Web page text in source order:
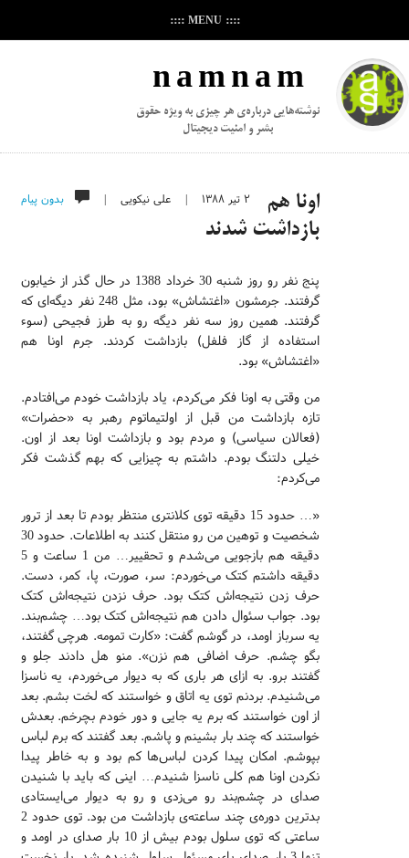
:::: MENU ::::
n a m n a m
نوشته‌هایی درباره‌ی هر چیزی به ویژه حقوق
بشر و امنیت دیجیتال
۲ تیر ۱۳۸۸ |علی نیکویی | بدون پیام
اونا هم
بازداشت شدند
پنج نفر رو روز شنبه 30 خرداد 1388 در حال گذر از خیابون
گرفتند. جرمشون «اغتشاش» بود، مثل 248 نفر دیگه‌ای که
گرفتند. همین روز سه نفر دیگه رو به طرز فجیحی (سوء
استفاده از گاز فلفل) بازداشت کردند. جرم اونا هم
«اغتشاش» بود.
من وقتی به اونا فکر می‌کردم، یاد بازداشت خودم می‌افتادم.
تازه بازداشت من قبل از اولتیماتوم رهبر به «حضرات»
(فعالان سیاسی) و مردم بود و بازداشت اونا بعد از اون.
خیلی دلتنگ بودم. داشتم به چیزایی که بهم گذشت فکر
می‌کردم:
«… حدود 15 دقیقه توی کلانتری منتظر بودم تا بعد از ترور
شخصیت و توهین من رو منتقل کنند به اطلاعات. حدود 30
دقیقه هم بازجویی می‌شدم و تحقییر… من 1 ساعت و 5
دقیقه داشتم کتک می‌خوردم: سر، صورت، پا، کمر، دست.
حرف زدن نتیجه‌اش کتک بود. حرف نزدن نتیجه‌اش کتک
بود. جواب سئوال دادن هم نتیجه‌اش کتک بود… چشم‌بند.
یه سرباز اومد، در گوشم گفت: «کارت تمومه. هرچی گفتند،
بگو چشم. حرف اضافی هم نزن». منو هل دادند جلو و
گفتند برو. به ازای هر باری که به دیوار می‌خوردم، یه ناسزا
می‌شنیدم. بردنم توی یه اتاق و خواستند که لخت بشم. بعد
از اون خواستند که برم یه جایی و دور خودم بچرخم. بعدش
خواستند که چند بار بشینم و پاشم. بعد گفتند که برم لباس
بپوشم. امکان پیدا کردن لباس‌ها کم بود و به خاطر پیدا
نکردن اونا هم کلی ناسزا شنیدم… اینی که باید با شنیدن
صدای در چشم‌بند رو می‌زدی و رو به دیوار می‌ایستادی
بدترین دوره‌ی چند ساعته‌ی بازداشت من بود. توی حدود 2
ساعتی که توی سلول بودم بیش از 10 بار صدای در اومد و